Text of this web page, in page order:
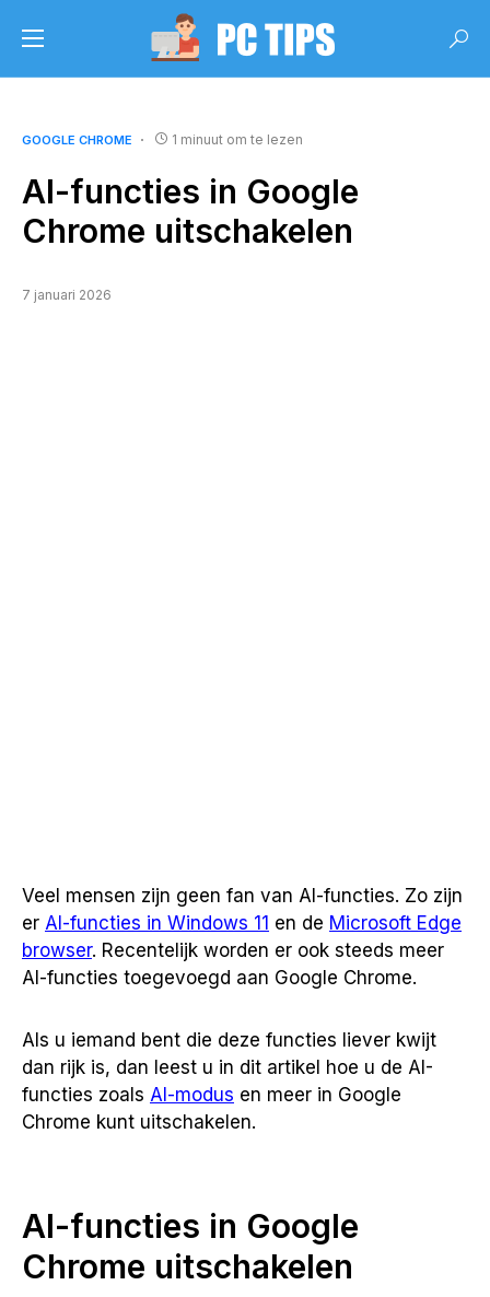
GOOGLE CHROME 1 minuut om te lezen
AI-functies in Google
Chrome uitschakelen
7 januari 2026
Veel mensen zijn geen fan van AI-functies. Zo zijn
er AI-functies in Windows 11 en de Microsoft Edge
browser. Recentelijk worden er ook steeds meer
AI-functies toegevoegd aan Google Chrome.
Als u iemand bent die deze functies liever kwijt
dan rijk is, dan leest u in dit artikel hoe u de AI-
functies zoals AI-modus en meer in Google
Chrome kunt uitschakelen.
AI-functies in Google
Chrome uitschakelen